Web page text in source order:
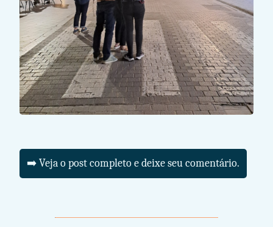
➡️ Veja o post completo e deixe seu comentário.